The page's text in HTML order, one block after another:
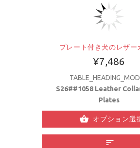
プレート付き犬のレザー
¥7,486
S26##1058 Leather
Plates
オプション選